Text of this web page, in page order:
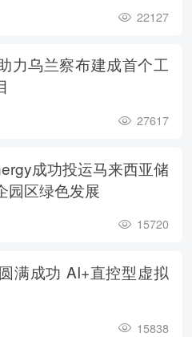
22127
力乌兰察布建成首个工
27617
成功投运马来西亚储
园区绿色发展
15720
满成功 AI+直控型虚拟
15838